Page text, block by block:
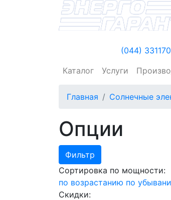
(044)
Каталог
Услуги
Главная Солнечные
Опции
Фильтр
Сортировка по мощности:
по возрастанию по
Скидки: